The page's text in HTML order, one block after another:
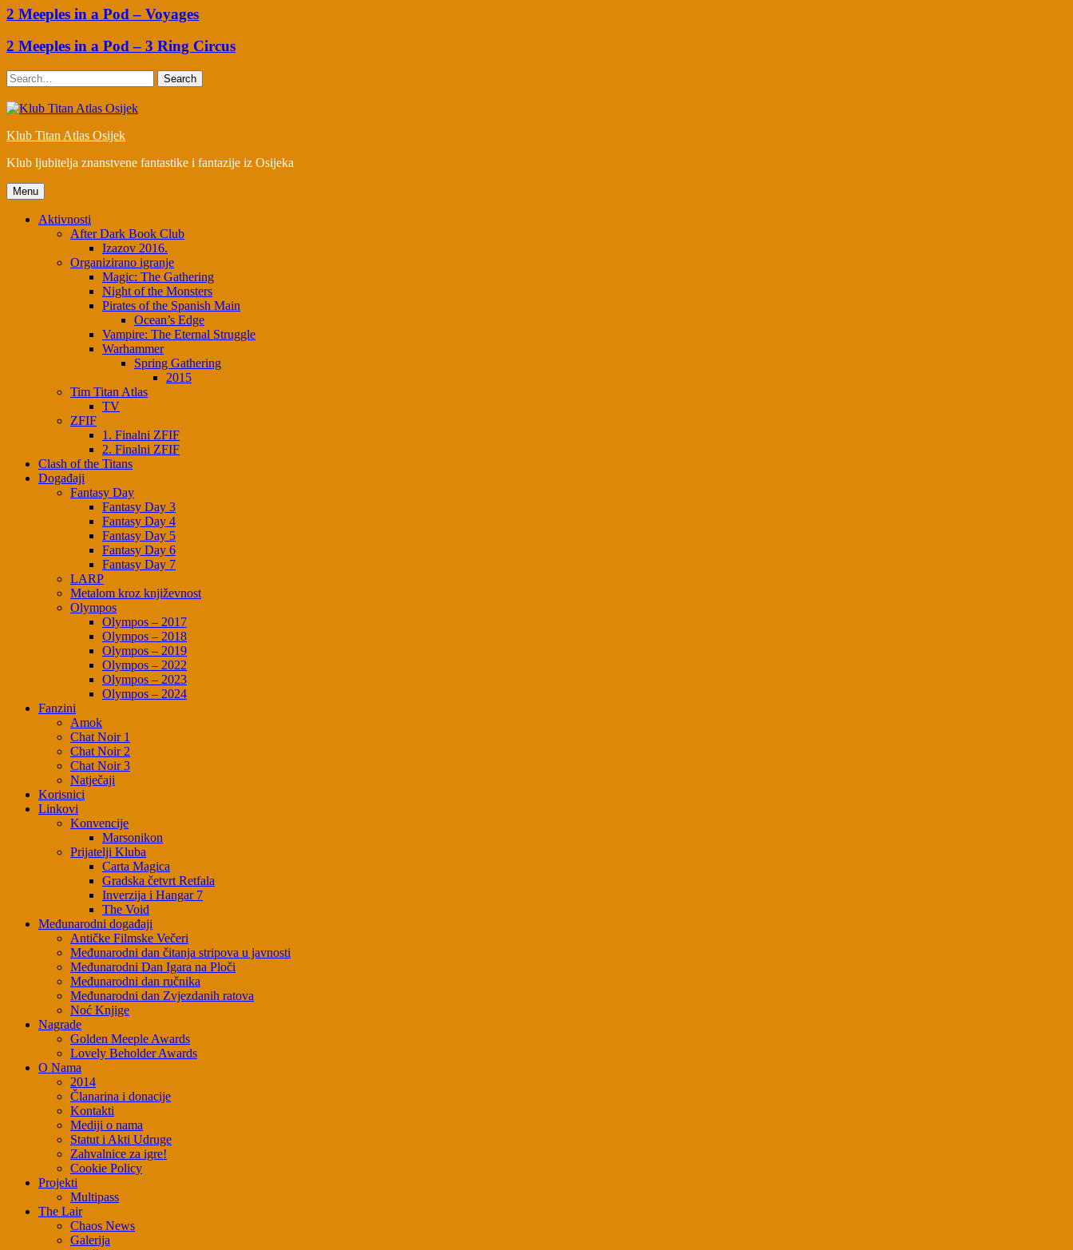
2 Meeples in a Pod – Voyages
2 Meeples in a Pod – 3 Ring Circus
Search
Klub Titan Atlas Osijek
Klub ljubitelja znanstvene fantastike i fantazije iz Osijeka
Menu
Aktivnosti
After Dark Book Club
Izazov 2016.
Organizirano igranje
Magic: The Gathering
Night of the Monsters
Pirates of the Spanish Main
Ocean’s Edge
Vampire: The Eternal Struggle
Warhammer
Spring Gathering
2015
Tim Titan Atlas
TV
ZFIF
1. Finalni ZFIF
2. Finalni ZFIF
Clash of the Titans
Događaji
Fantasy Day
Fantasy Day 3
Fantasy Day 4
Fantasy Day 5
Fantasy Day 6
Fantasy Day 7
LARP
Metalom kroz književnost
Olympos
Olympos – 2017
Olympos – 2018
Olympos – 2019
Olympos – 2022
Olympos – 2023
Olympos – 2024
Fanzini
Amok
Chat Noir 1
Chat Noir 2
Chat Noir 3
Natječaji
Korisnici
Linkovi
Konvencije
Marsonikon
Prijatelji Kluba
Carta Magica
Gradska četvrt Retfala
Inverzija i Hangar 7
The Void
Međunarodni događaji
Antičke Filmske Večeri
Međunarodni dan čitanja stripova u javnosti
Međunarodni Dan Igara na Ploči
Međunarodni dan ručnika
Međunarodni dan Zvjezdanih ratova
Noć Knjige
Nagrade
Golden Meeple Awards
Lovely Beholder Awards
O Nama
2014
Članarina i donacije
Kontakti
Mediji o nama
Statut i Akti Udruge
Zahvalnice za igre!
Cookie Policy
Projekti
Multipass
The Lair
Chaos News
Galerija